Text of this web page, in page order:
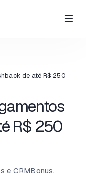
de até R$ 250
R$ 250
e CRMBonus,